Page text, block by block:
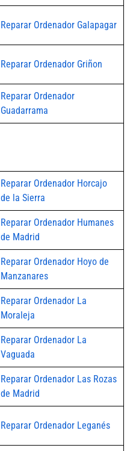
Reparar Ordenador Galapagar
Reparar Ordenador Griñon
Reparar Ordenador
Guadarrama
Reparar Ordenador Horcajo
de la Sierra
Reparar Ordenador Humanes
de Madrid
Reparar Ordenador Hoyo de
Manzanares
Reparar Ordenador La
Moraleja
Reparar Ordenador La
Vaguada
Reparar Ordenador Las Rozas
de Madrid
Reparar Ordenador Leganés